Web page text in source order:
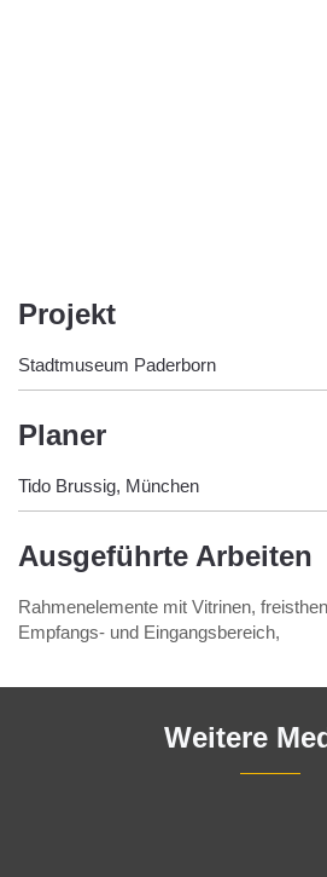
Projekt
Stadtmuseum Paderborn
Planer
Tido Brussig, München
Ausgeführte Arbeiten
Rahmenelemente mit Vitrinen,
Empfangs- und Eingangsbereich,
Weitere